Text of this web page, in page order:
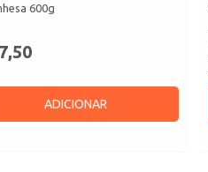
600g
ADICIONAR